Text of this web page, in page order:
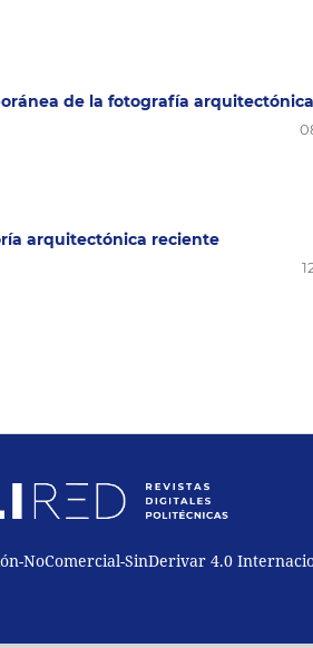
de la fotografía arquitectónica
arquitectónica reciente
NoComercial-SinDerivar 4.0